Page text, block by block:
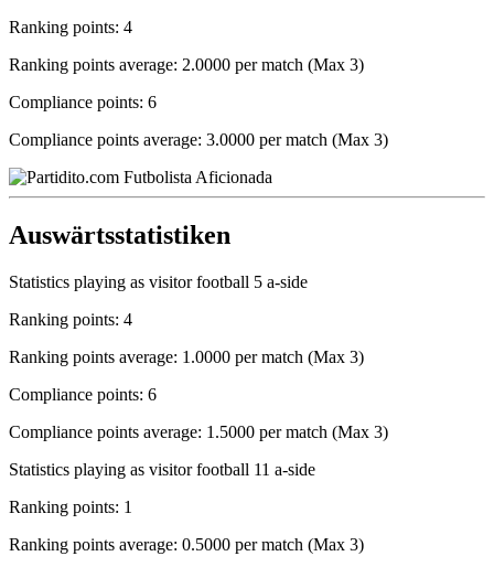
Ranking points: 4
Ranking points average: 2.0000 per match (Max 3)
Compliance points: 6
Compliance points average: 3.0000 per match (Max 3)
Auswärtsstatistiken
Statistics playing as visitor football 5 a-side
Ranking points: 4
Ranking points average: 1.0000 per match (Max 3)
Compliance points: 6
Compliance points average: 1.5000 per match (Max 3)
Statistics playing as visitor football 11 a-side
Ranking points: 1
Ranking points average: 0.5000 per match (Max 3)